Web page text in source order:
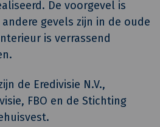
De voorgevel is
gevels zijn in de oude
is verrassend
de Eredivisie N.V.,
FBO en de Stichting